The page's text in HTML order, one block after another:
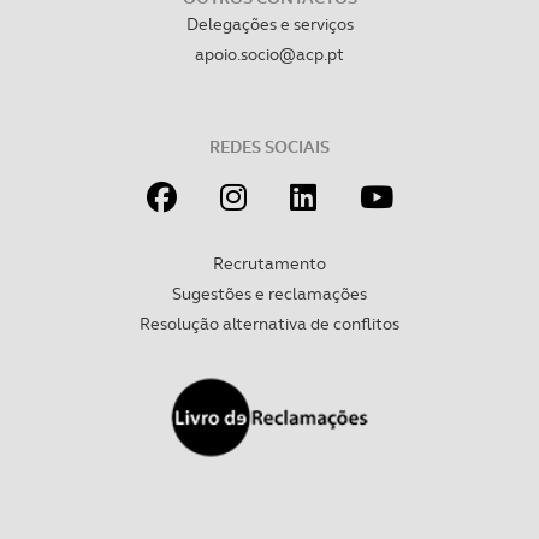
Realçamos que o bloqueio de certo tipo de Cookies e
tecnologias similares pode ter impacto na sua
Consulte a política de cookies do site.
Delegações e serviços
apoio.socio@acp.pt
REDES SOCIAIS
Recrutamento
Sugestões e reclamações
Resolução alternativa de conflitos